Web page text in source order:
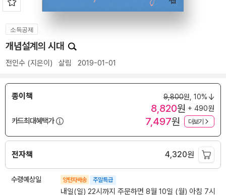
소득공제
개념설계의 시대
전인수 (지은이) 살림 2019-01-01
종이책 9,800원, 10%
8,820원 + 490원
카드최대혜택가
7,497원 더보기
전자책 4,320원
수령예상일 양탄자배송 주말특급
내일(일) 22시까지 주문하면 8월 10일 (월) 아침 7시